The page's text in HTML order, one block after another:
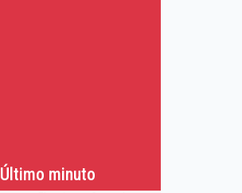
Último minuto